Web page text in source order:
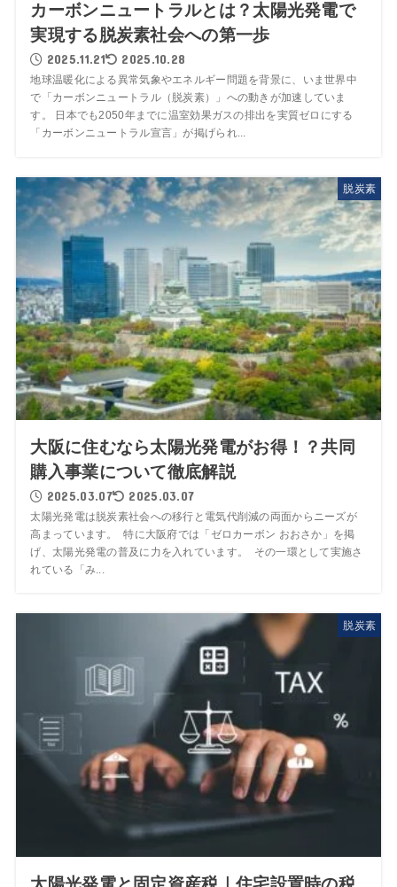
カーボンニュートラルとは？太陽光発電で
実現する脱炭素社会への第一歩
2025.11.21 2025.10.28
地球温暖化による異常気象やエネルギー問題を背景に、いま世界中
で「カーボンニュートラル（脱炭素）」への動きが加速していま
す。 日本でも2050年までに温室効果ガスの排出を実質ゼロにする
「カーボンニュートラル宣言」が掲げられ...
脱炭素
大阪に住むなら太陽光発電がお得！？共同
購入事業について徹底解説
2025.03.07 2025.03.07
太陽光発電は脱炭素社会への移行と電気代削減の両面からニーズが
高まっています。 特に大阪府では「ゼロカーボン おおさか」を掲
げ、太陽光発電の普及に力を入れています。 その一環として実施さ
れている「み...
脱炭素